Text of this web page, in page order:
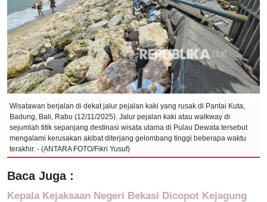
Wisatawan berjalan di dekat jalur pejalan kaki yang rusak di Pantai Kuta,
Badung, Bali, Rabu (12/11/2025). Jalur pejalan kaki atau walkway di
sejumlah titik sepanjang destinasi wisata utama di Pulau Dewata tersebut
mengalami kerusakan akibat diterjang gelombang tinggi beberapa waktu
terakhir. - (ANTARA FOTO/Fikri Yusuf)
Baca Juga :
Kepala Kejaksaan Negeri Bekasi Dicopot Kejagung